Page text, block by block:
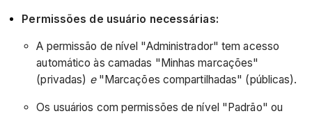
Permissões de usuário necessárias:
A permissão de nível "Administrador" tem acesso
automático às camadas "Minhas marcações"
(privadas) e"Marcações compartilhadas" (públicas).
Os usuários com permissões de nível "Padrão" ou